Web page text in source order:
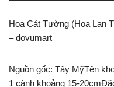
Hoa Cát Tường (Hoa Lan
– dovumart
Nguồn gốc: Tây MỹTên
1 cành khoảng 15-